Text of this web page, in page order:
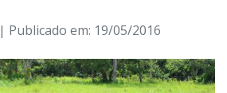
| Publicado em: 19/05/2016